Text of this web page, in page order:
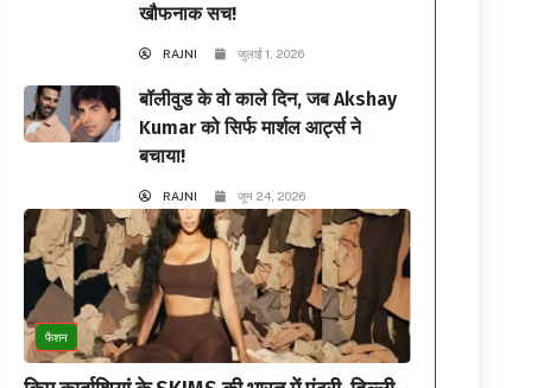
खौफनाक सच!
RAJNI जुलाई 1, 2026
बॉलीवुड के वो काले दिन, जब Akshay
Kumar को सिर्फ मार्शल आर्ट्स ने
बचाया!
RAJNI जून 24, 2026
फैशन